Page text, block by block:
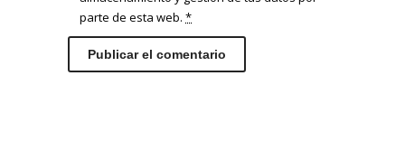
parte de esta web. *